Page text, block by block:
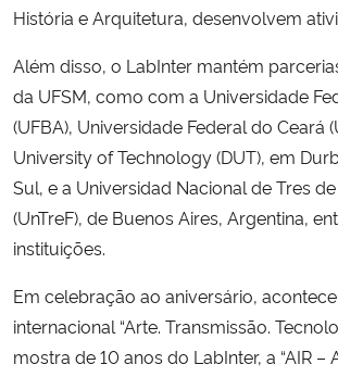
História e Arquitetura, desenvolvem
Além disso, o LabInter mantém
da UFSM, como com a Universidade
(UFBA), Universidade Federal do Ceará
University of Technology (DUT), em
Sul, e a Universidad Nacional de Tres
(UnTreF), de Buenos Aires, Argentina,
instituições.
Em celebração ao aniversário,
internacional “Arte. Transmissão.
mostra de 10 anos do LabInter, a “AIR –